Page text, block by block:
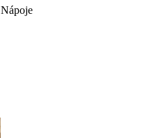
Nápoje